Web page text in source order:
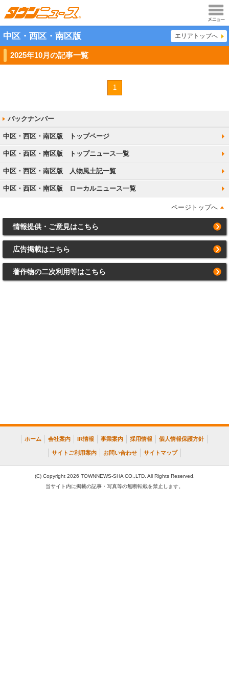
メニュ
ー
中区・西区・南区版 エリアトップへ
2025年10月の記事一覧
1
中区・西区・南区版 トップページ
中区・西区・南区版 トップニュース一覧
中区・西区・南区版 人物風土記一覧
中区・西区・南区版 ローカルニュース一覧
ページトップへ
情報提供・ご意見はこちら
広告掲載はこちら
著作物の二次利用等はこちら
ホーム 会社案内 IR情報 事業案内 採用情報 個人情報保護方針
サイトご利用案内 お問い合わせ サイトマップ
(C) Copyright 2026 TOWNNEWS-SHA CO.,LTD. All Rights Reserved.
当サイト内に掲載の記事・写真等の無断転載を禁止します。